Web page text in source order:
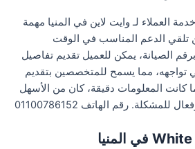
العملاء لـ وايت لاين في المنيا مهمة
الدعم المناسب في الوقت
الصيانة، يمكن للعميل تقديم تفاصيل
تواجهه، مما يسمح للمتخصصين بتقديم
كانت المعلومات دقيقة، كان من الأسهل
رقم الهاتف 01100786152